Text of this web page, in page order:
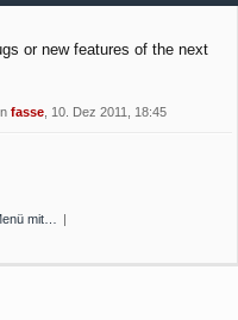
or new features of the next
fasse , 10. Dez 2011, 18:45
mit…